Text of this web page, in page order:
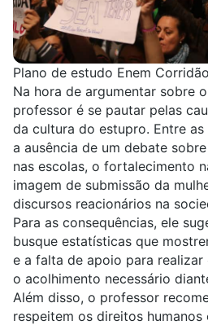
Plano de estudo Enem
Na hora de argumentar sobre
professor é se pautar pelas
da cultura do estupro. Entre
a ausência de um debate
nas escolas, o fortalecimento
imagem de submissão da
discursos reacionários na
Para as consequências, ele
busque estatísticas que
e a falta de apoio para realizar
o acolhimento necessário
Além disso, o professor
respeitem os direitos humanos